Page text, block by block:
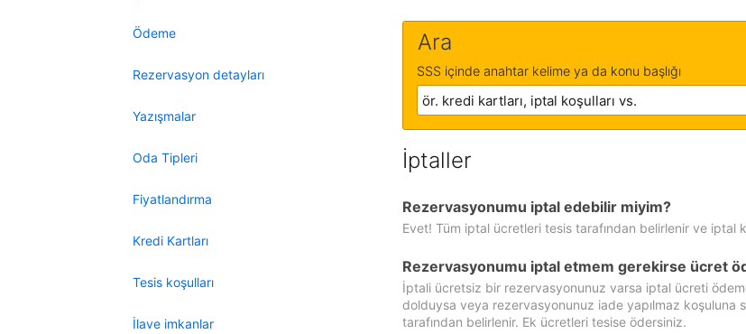
Ödeme
Rezervasyon detayları
Yazışmalar
Oda Tipleri
Fiyatlandırma
Kredi Kartları
Tesis koşulları
İlave imkanlar
Ara
SSS içinde anahtar kelime ya da konu başlığı
İptaller
Rezervasyonumu iptal edebilir miyim?
Evet! Tüm iptal ücretleri tesis tarafından belirlenir ve iptal
Rezervasyonumu iptal etmem gerekirse ücret
İptali ücretsiz bir rezervasyonunuz varsa iptal ücreti
dolduysa veya rezervasyonunuz iade yapılmaz koşuluna
tarafından belirlenir. Ek ücretleri tesise ödersiniz.